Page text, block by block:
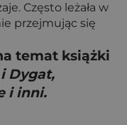
Często leżała w
przejmując się
temat książki
Dygat,
i inni.